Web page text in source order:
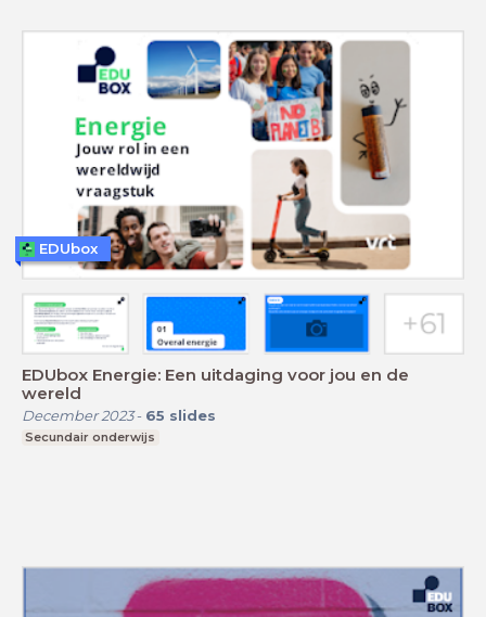
EDUbox Energie: Een uitdaging voor jou en de
wereld
December 2023- 65 slides
Secundair onderwijs
EDUbox